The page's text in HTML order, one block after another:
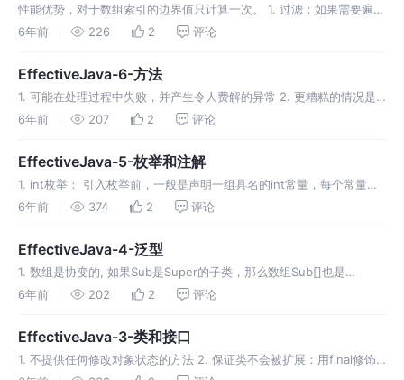
性能优势，对于数组索引的边界值只计算一次。 1. 过滤：如果需要遍历
集合，并删除选定的元素，就要使用显示的迭代器，以便调用其
的迭代器或数组索引了； 3. 平行迭代：如果需要并行的遍历多个集合
或数组，就需要用…
6年前 226 2 评论
EffectiveJava-6-方法
1. 可能在处理过程中失败，并产生令人费解的异常 2. 更糟糕的情况是
正常返回，但计算出错误的结果 3. 最糟糕的是正常返回，但使得某个
引发错误 对于某些参数，方法本身没有用到，却被保存起来供以后使
用，检验这类参数的…
6年前 207 2 评论
EffectiveJava-5-枚举和注解
1. int枚举： 引入枚举前，一般是声明一组具名的int常量，每个常量代
表一个类型成员，这种方法叫做int枚举模式。 int枚举模式是类型不安
而却可以将ANIMAL_DOG传入一个需要性别参数的方法中，编译器不
会出…
6年前 374 2 评论
EffectiveJava-4-泛型
1. 数组是协变的, 如果Sub是Super的子类，那么数组Sub[]也是
Super[]的子类； 2. 数组是具体化的，在运行时才知道并检查它们的元
6年前 202 2 评论
EffectiveJava-3-类和接口
1. 不提供任何修改对象状态的方法 2. 保证类不会被扩展：用final修饰